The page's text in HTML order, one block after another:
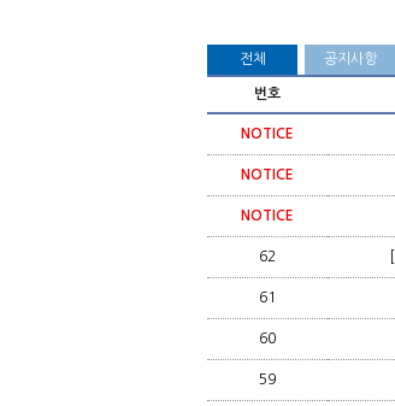
전체 공지사항
번호
NOTICE
NOTICE
NOTICE
62
61
60
59